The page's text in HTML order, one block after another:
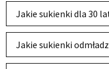
Jakie sukienki dla 30
Jakie sukienki